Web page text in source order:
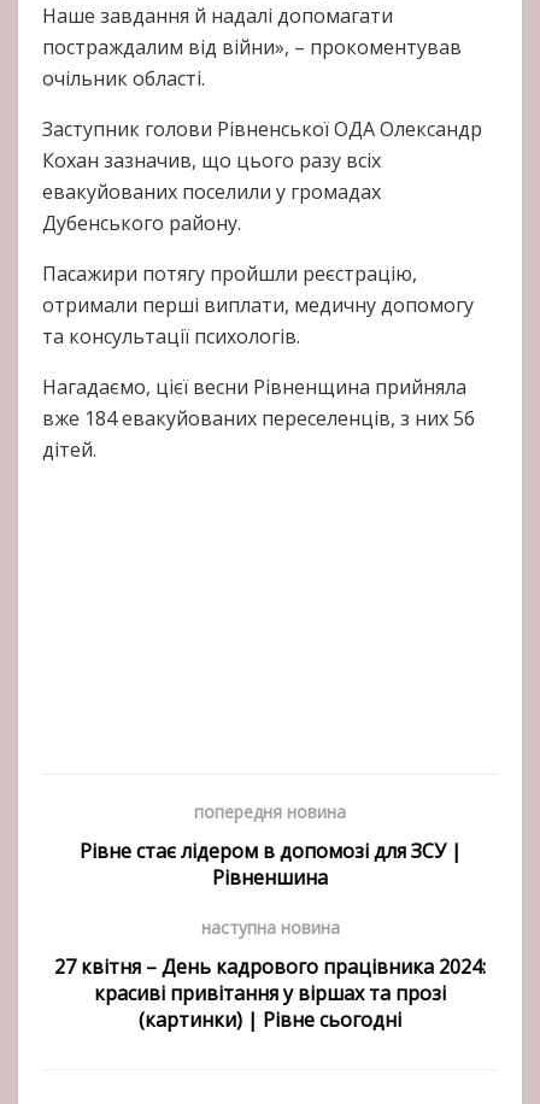
Наше завдання й надалі допомагати
постраждалим від війни», – прокоментував
очільник області.
Заступник голови Рівненської ОДА Олександр
Кохан зазначив, що цього разу всіх
евакуйованих поселили у громадах
Дубенського району.
Пасажири потягу пройшли реєстрацію,
отримали перші виплати, медичну допомогу
та консультації психологів.
Нагадаємо, цієї весни Рівненщина прийняла
вже 184 евакуйованих переселенців, з них 56
дітей.
попередня новина
Рівне стає лідером в допомозі для ЗСУ |
Рівненшина
наступна новина
27 квітня – День кадрового працівника 2024:
красиві привітання у віршах та прозі
(картинки) | Рівне сьогодні